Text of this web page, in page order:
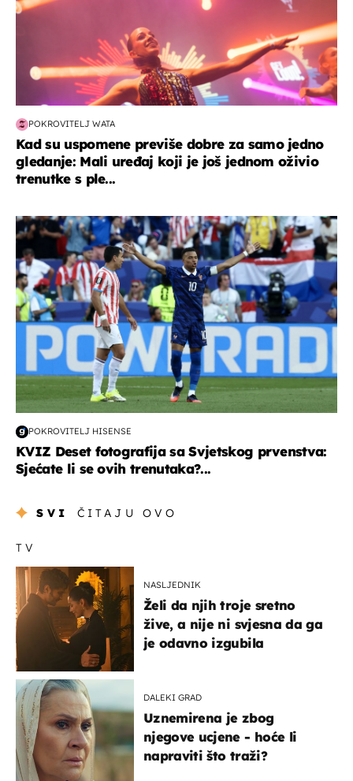
POKROVITELJ WATA
Kad su uspomene previše dobre za samo jedno
gledanje: Mali uređaj koji je još jednom oživio
trenutke s ple...
svjetsko prvenstvo 2026
POKROVITELJ HISENSE
KVIZ Deset fotografija sa Svjetskog prvenstva:
Sjećate li se ovih trenutaka?...
SVI ČITAJU OVO
TV
NASLJEDNIK
Želi da njih troje sretno
žive, a nije ni svjesna da ga
je odavno izgubila
DALEKI GRAD
Uznemirena je zbog
njegove ucjene - hoće li
napraviti što traži?